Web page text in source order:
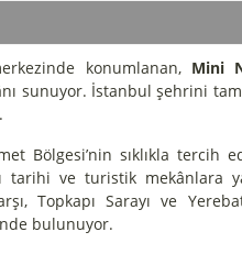
konumlanan, Mini
sunuyor. İstanbul şehrini
Bölgesi’nin sıklıkla
tarihi ve turistik mekânlara
Topkapı Sarayı ve
bulunuyor.